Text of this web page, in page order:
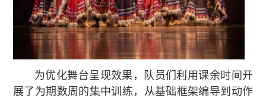
为优化舞台呈现效果，队员们利用课余时间开
展了为期数周的集中训练，从基础框架编导到动作